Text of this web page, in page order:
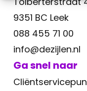
9351 BC Leek
088 455 71 00
info@dezijlen.nl
Ga snel naar